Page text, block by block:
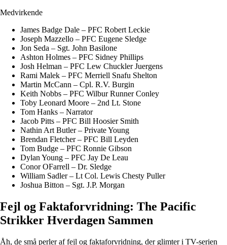
Medvirkende
James Badge Dale – PFC Robert Leckie
Joseph Mazzello – PFC Eugene Sledge
Jon Seda – Sgt. John Basilone
Ashton Holmes – PFC Sidney Phillips
Josh Helman – PFC Lew Chuckler Juergens
Rami Malek – PFC Merriell Snafu Shelton
Martin McCann – Cpl. R.V. Burgin
Keith Nobbs – PFC Wilbur Runner Conley
Toby Leonard Moore – 2nd Lt. Stone
Tom Hanks – Narrator
Jacob Pitts – PFC Bill Hoosier Smith
Nathin Art Butler – Private Young
Brendan Fletcher – PFC Bill Leyden
Tom Budge – PFC Ronnie Gibson
Dylan Young – PFC Jay De Leau
Conor OFarrell – Dr. Sledge
William Sadler – Lt Col. Lewis Chesty Puller
Joshua Bitton – Sgt. J.P. Morgan
Fejl og Faktaforvridning: The Pacific
Strikker Hverdagen Sammen
Åh, de små perler af fejl og faktaforvridning, der glimter i TV-serien